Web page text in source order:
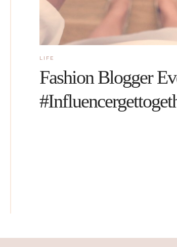
LIFE
Fashion Blogger